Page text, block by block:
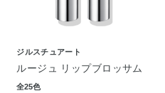
ジルスチュアート
ルージュ リップブロッサム
全25色